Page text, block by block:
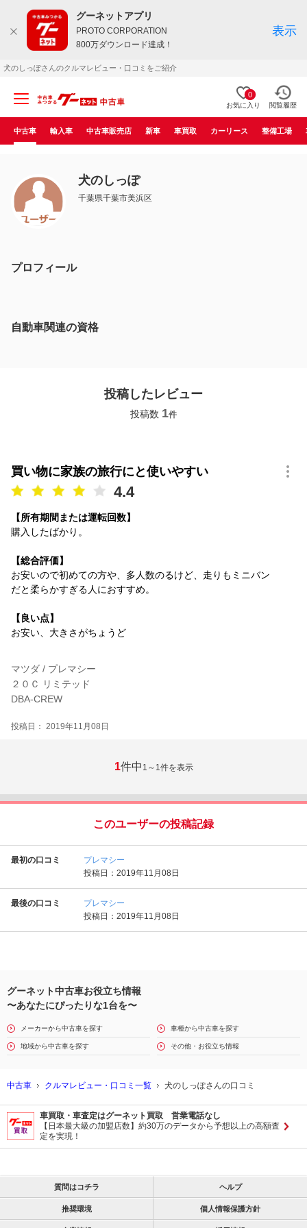
グーネットアプリ
PROTO CORPORATION
800万ダウンロード達成！
表示
犬のしっぽさんのクルマレビュー・口コミをご紹介
0
お気に入り 閲覧履歴
中古車 輸入車 中古車販売店 新車 車買取 カーリース 整備工場
犬のしっぽ
千葉県千葉市美浜区
プロフィール
自動車関連の資格
投稿したレビュー
投稿数 1件
買い物に家族の旅行にと使いやすい
4.4
【所有期間または運転回数】
購入したばかり。
【総合評価】
お安いので初めての方や、多人数のるけど、走りもミニバン
だと柔らかすぎる人におすすめ。
【良い点】
お安い、大きさがちょうど
マツダ / プレマシー
２０Ｃ リミテッド
DBA-CREW
投稿日： 2019年11月08日
1件中 1～1件を表示
このユーザーの投稿記録
最初の口コミ
プレマシー
投稿日：2019年11月08日
最後の口コミ
プレマシー
投稿日：2019年11月08日
グーネット中古車お役立ち情報
〜あなたにぴったりな1台を〜
メーカーから中古車を探す 車種から中古車を探す
地域から中古車を探す その他・お役立ち情報
中古車 クルマレビュー・口コミ一覧 犬のしっぽさんの口コミ
車買取・車査定はグーネット買取 営業電話なし
【日本最大級の加盟店数】約30万のデータから予想以上の高額査
定を実現！
質問はコチラ ヘルプ
推奨環境 個人情報保護方針